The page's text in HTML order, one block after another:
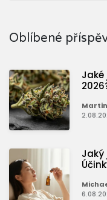
Oblíbené
Jaké
Jaký